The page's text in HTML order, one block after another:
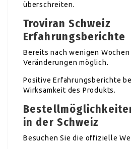
überschreiten.
Troviran Schweiz
Erfahrungsberichte
Bereits nach wenigen
Veränderungen möglich.
Positive Erfahrungsberichte
Wirksamkeit des Produkts.
in der Schweiz
Besuchen Sie die offizielle